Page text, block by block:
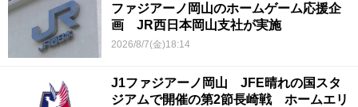
ファジアーノ岡山のホームゲーム応援企
画 JR西日本岡山支社が実施
2026/8/7(金)18:14
J1ファジアーノ岡山 JFE晴れの国スタ
ジアムで開催の第2節長崎戦 ホームエリ